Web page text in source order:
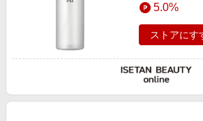
5.0%
ストアにす